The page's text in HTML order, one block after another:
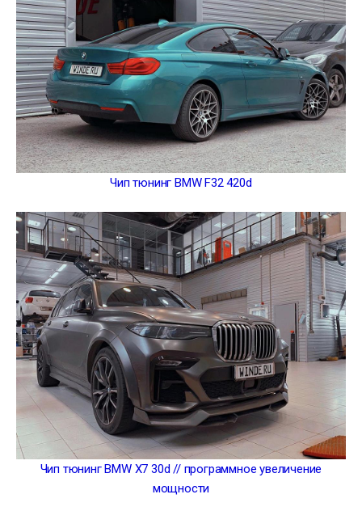
Чип тюнинг BMW F32 420d
Чип тюнинг BMW X7 30d // программное увеличение
мощности